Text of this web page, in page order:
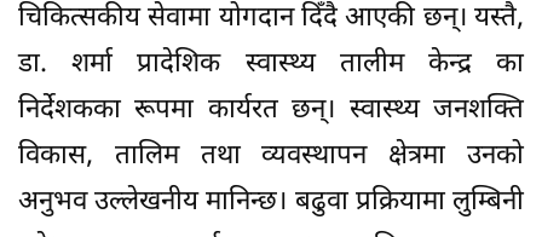
चिकित्सकीय सेवामा योगदान दिँदै आएकी छन्। यस्तै,
डा. शर्मा प्रादेशिक स्वास्थ्य तालीम केन्द्र का
निर्देशकका रूपमा कार्यरत छन्। स्वास्थ्य जनशक्ति
विकास, तालिम तथा व्यवस्थापन क्षेत्रमा उनको
अनुभव उल्लेखनीय मानिन्छ। बढुवा प्रक्रियामा लुम्बिनी